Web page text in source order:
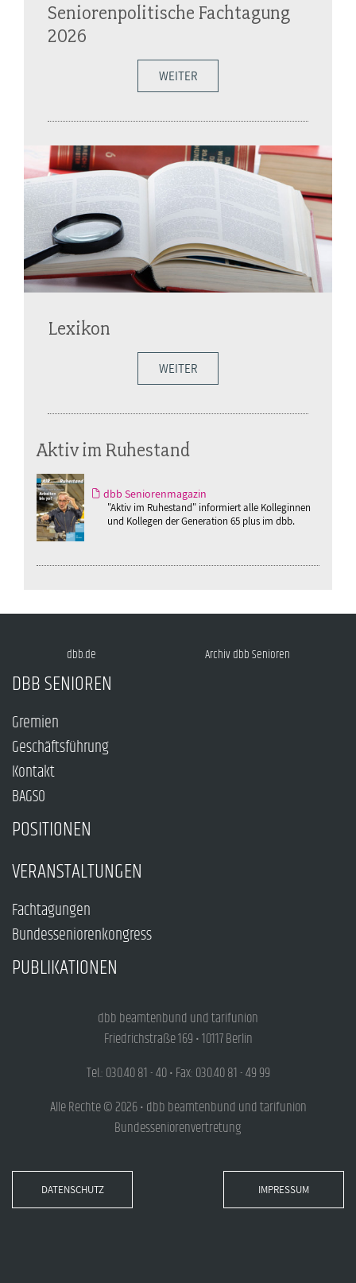
Seniorenpolitische Fachtagung
2026
WEITER
Lexikon
WEITER
Aktiv im Ruhestand
dbb Seniorenmagazin
"Aktiv im Ruhestand" informiert alle Kolleginnen
und Kollegen der Generation 65 plus im dbb.
dbb.de Archiv dbb Senioren
DBB SENIOREN
Gremien
Geschäftsführung
Kontakt
BAGSO
POSITIONEN
VERANSTALTUNGEN
Fachtagungen
Bundesseniorenkongress
PUBLIKATIONEN
dbb beamtenbund und tarifunion
Friedrichstraße 169 • 10117 Berlin
Tel.: 030.40 81 - 40 • Fax: 030.40 81 - 49 99
Alle Rechte © 2026 • dbb beamtenbund und tarifunion
Bundesseniorenvertretung
DATENSCHUTZ IMPRESSUM